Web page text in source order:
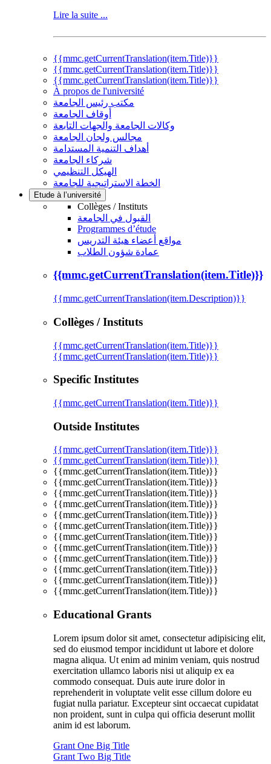
Lire la suite ...
{{mmc.getCurrentTranslation(item.Title)}}
{{mmc.getCurrentTranslation(item.Title)}}
{{mmc.getCurrentTranslation(item.Title)}}
À propos de l'université
مكتب رئيس الجامعة
أوقاف الجامعة
وكالات الجامعة والجهات التابعة
مجالس ولجان الجامعة
أهداف التنمية المستدامة
شركاء الجامعة
الهيكل التنظيمي
الخطة الاستراتيجية للجامعة
Etude à l’université
Collèges / Instituts
القبول في الجامعة
Programmes d’étude
مواقع أعضاء هيئة التدريس
عمادة شؤون الطلاب
{{mmc.getCurrentTranslation(item.Title)}}
{{mmc.getCurrentTranslation(item.Description)}}
Collèges / Instituts
{{mmc.getCurrentTranslation(item.Title)}}
{{mmc.getCurrentTranslation(item.Title)}}
Specific Institutes
{{mmc.getCurrentTranslation(item.Title)}}
Outside Institutes
{{mmc.getCurrentTranslation(item.Title)}}
{{mmc.getCurrentTranslation(item.Title)}}
{{mmc.getCurrentTranslation(item.Title)}}
{{mmc.getCurrentTranslation(item.Title)}}
{{mmc.getCurrentTranslation(item.Title)}}
{{mmc.getCurrentTranslation(item.Title)}}
{{mmc.getCurrentTranslation(item.Title)}}
{{mmc.getCurrentTranslation(item.Title)}}
{{mmc.getCurrentTranslation(item.Title)}}
{{mmc.getCurrentTranslation(item.Title)}}
{{mmc.getCurrentTranslation(item.Title)}}
{{mmc.getCurrentTranslation(item.Title)}}
{{mmc.getCurrentTranslation(item.Title)}}
{{mmc.getCurrentTranslation(item.Title)}}
Educational Grants
Lorem ipsum dolor sit amet, consectetur adipisicing elit,
sed do eiusmod tempor incididunt ut labore et dolore
magna aliqua. Ut enim ad minim veniam, quis nostrud
exercitation ullamco laboris nisi ut aliquip ex ea
commodo consequat. Duis aute irure dolor in
reprehenderit in voluptate velit esse cillum dolore eu
fugiat nulla pariatur. Excepteur sint occaecat cupidatat
non proident, sunt in culpa qui officia deserunt mollit
anim id est laborum.
Grant One Big Title
Grant Two Big Title